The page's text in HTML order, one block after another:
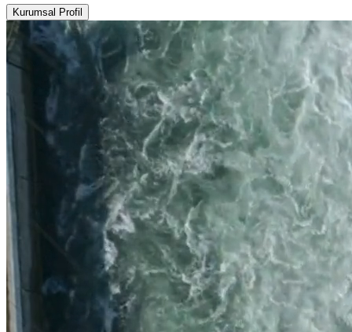
Kurumsal Profil